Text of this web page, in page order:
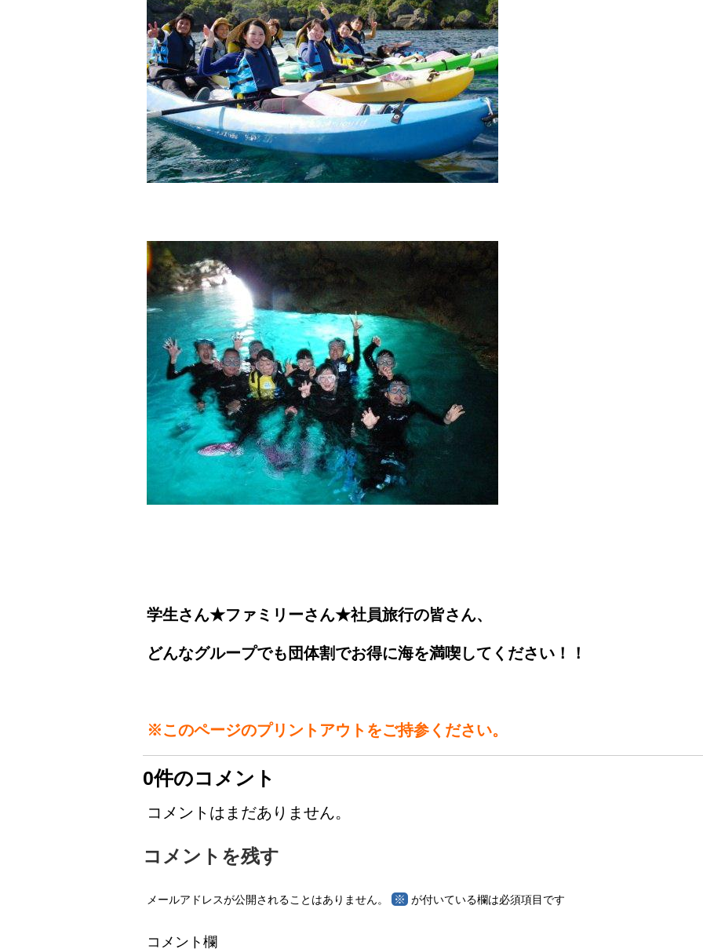
学生さん★ファミリーさん★社員旅行の皆さん、
どんなグループでも団体割でお得に海を満喫してください！！
※このページのプリントアウトをご持参ください。
0件のコメント
コメントはまだありません。
コメントを残す
メールアドレスが公開されることはありません。 ※ が付いている欄は必須項目です
コメント欄